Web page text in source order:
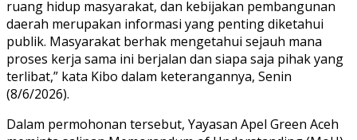
ruang hidup masyarakat, dan kebijakan pembangunan
daerah merupakan informasi yang penting diketahui
publik. Masyarakat berhak mengetahui sejauh mana
proses kerja sama ini berjalan dan siapa saja pihak yang
terlibat,” kata Kibo dalam keterangannya, Senin
(8/6/2026).
Dalam permohonan tersebut, Yayasan Apel Green Aceh